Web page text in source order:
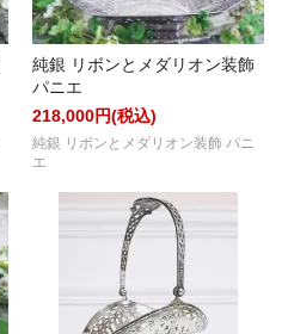
純銀 リボンとメダリオン装飾
パニエ
218,000円(税込)
純銀 リボンとメダリオン装飾 パニ
エ